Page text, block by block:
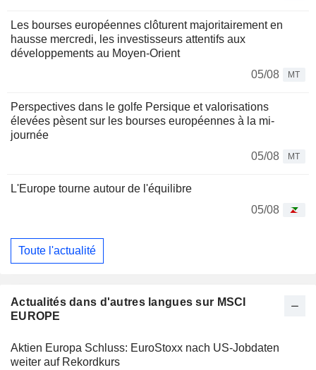
Les bourses européennes clôturent majoritairement en
hausse mercredi, les investisseurs attentifs aux
développements au Moyen-Orient
05/08
MT
Perspectives dans le golfe Persique et valorisations
élevées pèsent sur les bourses européennes à la mi-
journée
05/08
MT
L'Europe tourne autour de l'équilibre
05/08
Toute l'actualité
Actualités dans d'autres langues sur MSCI
EUROPE
Aktien Europa Schluss: EuroStoxx nach US-Jobdaten
weiter auf Rekordkurs